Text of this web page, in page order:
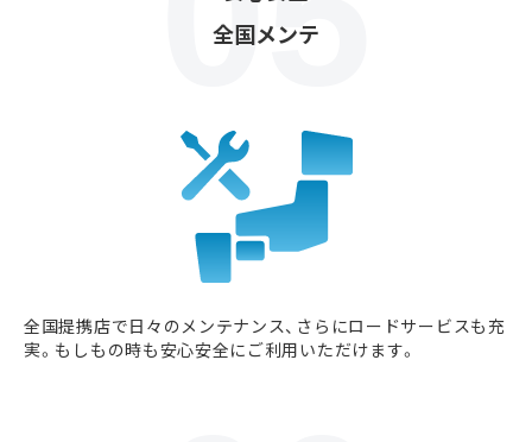
全国メンテ
全国提携店で日々のメンテナンス、さらにロードサービスも充
実。もしもの時も安心安全にご利用いただけます。